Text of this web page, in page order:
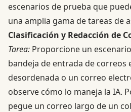
escenarios de prueba que
una amplia gama de tareas de
Clasificación y Redacción de
Tarea: Proporcione un
bandeja de entrada de correos
desordenada o un correo
observe cómo lo maneja la IA.
pegue un correo largo de un